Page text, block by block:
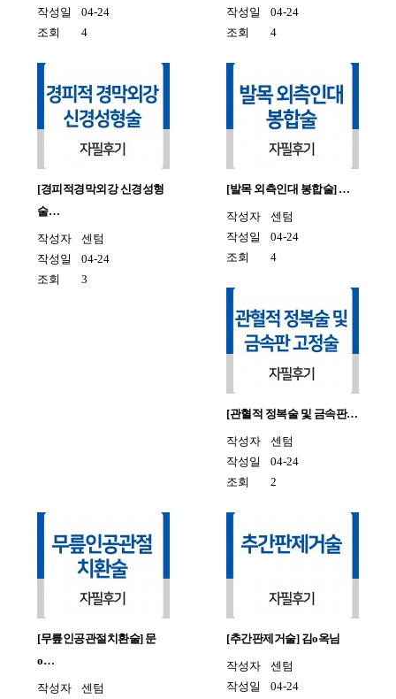
작성일
04-24
조회
4
작성일
04-24
조회
4
[경피적경막외강 신경성형
술…
작성자
센텀
작성일
04-24
조회
3
[발목 외측인대 봉합술] …
작성자
센텀
작성일
04-24
조회
4
[관혈적 정복술 및 금속판…
작성자
센텀
작성일
04-24
조회
2
[무릎인공관절치환술] 문
o…
작성자
센텀
[추간판제거술] 김o옥님
작성자
센텀
작성일
04-24